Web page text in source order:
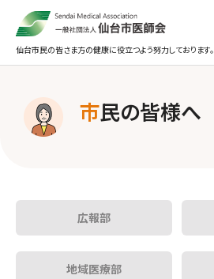
仙台市民の皆さま方の健康に役立つよう努力しております。
市民の皆様へ
広報部
地域医療部